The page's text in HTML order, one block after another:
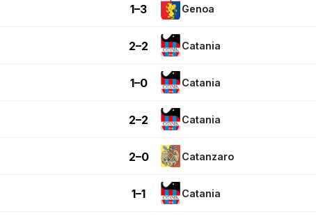
1–3 Genoa
2–2 Catania
1–0 Catania
2–2 Catania
2–0 Catanzaro
1–1 Catania